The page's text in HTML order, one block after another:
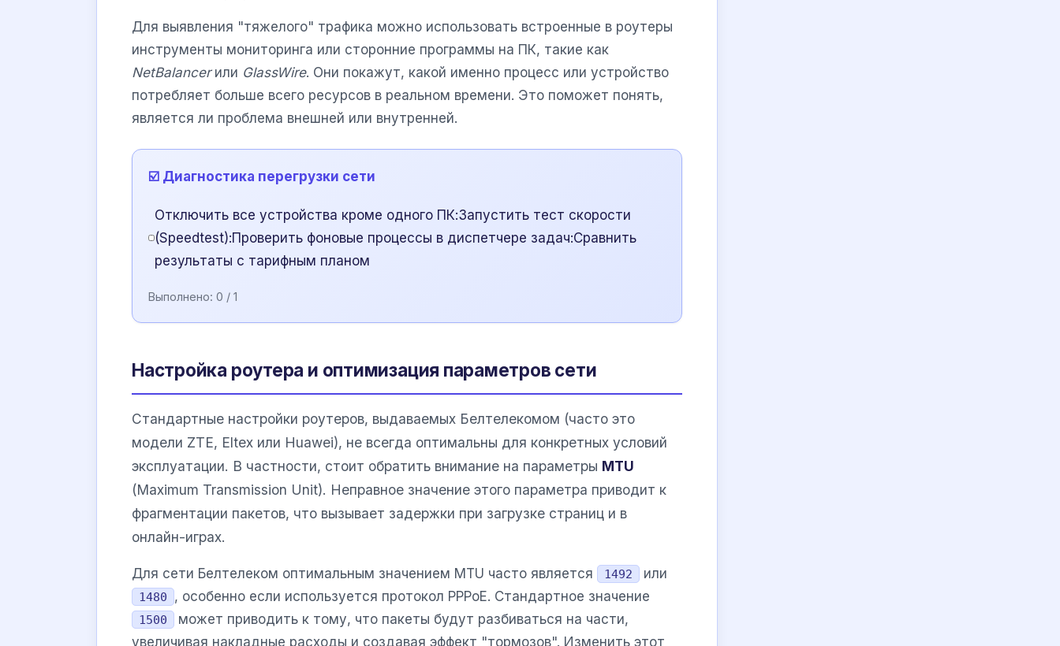
Для выявления "тяжелого" трафика можно использовать встроенные в роутеры
инструменты мониторинга или сторонние программы на ПК, такие как
NetBalancerили GlassWire. Они покажут, какой именно процесс или устройство
потребляет больше всего ресурсов в реальном времени. Это поможет понять,
является ли проблема внешней или внутренней.
☑️ Диагностика перегрузки сети
Отключить все устройства кроме одного ПК:Запустить тест скорости
(Speedtest):Проверить фоновые процессы в диспетчере задач:Сравнить
результаты с тарифным планом
Выполнено: 0 / 1
Настройка роутера и оптимизация параметров сети
Стандартные настройки роутеров, выдаваемых Белтелекомом (часто это
модели ZTE, Eltex или Huawei), не всегда оптимальны для конкретных условий
эксплуатации. В частности, стоит обратить внимание на параметры MTU
(Maximum Transmission Unit). Неправное значение этого параметра приводит к
фрагментации пакетов, что вызывает задержки при загрузке страниц и в
онлайн-играх.
Для сети Белтелеком оптимальным значением MTU часто является 1492 или
1480 , особенно если используется протокол PPPoE. Стандартное значение
1500
может приводить к тому, что пакеты будут разбиваться на части,
увеличивая накладные расходы и создавая эффект "тормозов". Изменить этот